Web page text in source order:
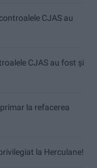
CJAS au
CJAS au fost și
la refacerea
la Herculane!